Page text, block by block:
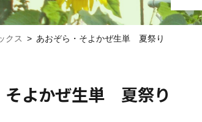
クス あおぞら・そよかぜ生単 夏祭り
そよかぜ生単 夏祭り